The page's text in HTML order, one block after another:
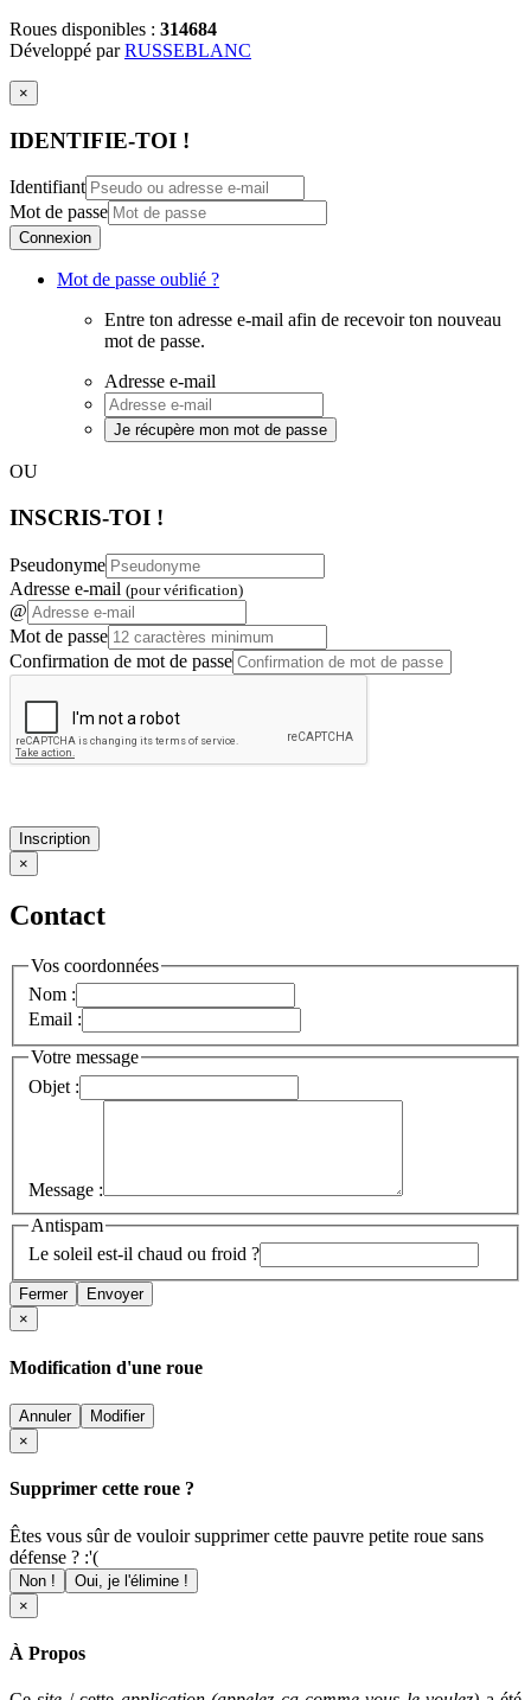
Roues disponibles : 314684
Développé parRUSSEBLANC
×
IDENTIFIE-TOI !
Identifiant
Mot de passe
Connexion
Mot de passe oublié ?
Entre ton adresse e-mail afin de recevoir ton nouveau
mot de passe.
Adresse e-mail
Je récupère mon mot de passe
OU
INSCRIS-TOI !
Pseudonyme
Adresse e-mail (pour vérification)
@
Mot de passe
Confirmation de mot de passe
Inscription
×
Contact
Vos coordonnées
Nom :
Email :
Votre message
Objet :
Message :
Antispam
Le soleil est-il chaud ou froid ?
Fermer
Envoyer
×
Modification d'une roue
Annuler
Modifier
×
Supprimer cette roue ?
Êtes vous sûr de vouloir supprimer cette pauvre petite roue sans
défense ? :'(
Non !
Oui, je l'élimine !
×
À Propos